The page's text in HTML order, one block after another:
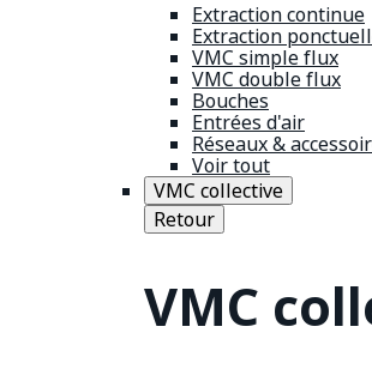
Extraction continue
Extraction
VMC simple flux
VMC double flux
Bouches
Entrées d'air
Réseaux &
Voir tout
VMC collective
Retour
VMC